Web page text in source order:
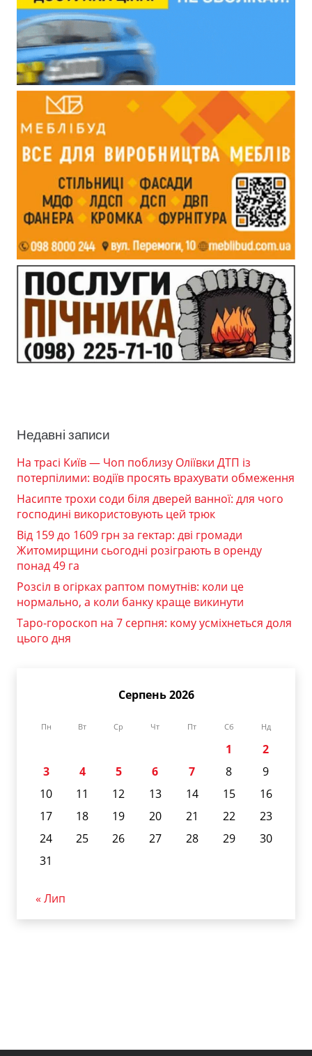
Недавні записи
На трасі Київ — Чоп поблизу Оліївки ДТП із
потерпілими: водіїв просять врахувати обмеження
Насипте трохи соди біля дверей ванної: для чого
господині використовують цей трюк
Від 159 до 1609 грн за гектар: дві громади
Житомирщини сьогодні розіграють в оренду
понад 49 га
Розсіл в огірках раптом помутнів: коли це
нормально, а коли банку краще викинути
Таро-гороскоп на 7 серпня: кому усміхнеться доля
цього дня
Серпень 2026
Пн Вт Ср Чт Пт Сб Нд
1
2
3
4 5 6 7 8
9
10
11 12 13 14 15
16
17
18 19 20 21 22
23
24
25 26 27 28 29
30
31
« Лип